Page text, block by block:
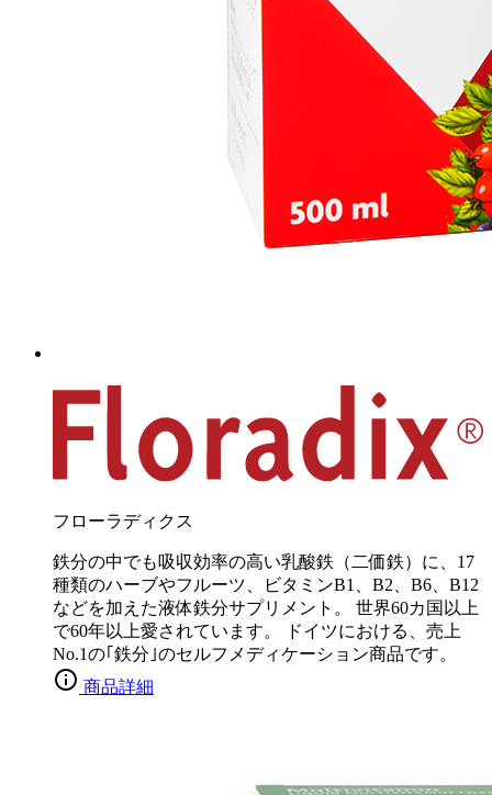
フローラディクス
鉄分の中でも吸収効率の高い乳酸鉄（二価鉄）に、17
種類のハーブやフルーツ、ビタミンB1、B2、B6、B12
などを加えた液体鉄分サプリメント。 世界60カ国以上
で60年以上愛されています。 ドイツにおける、売上
No.1の｢鉄分｣のセルフメディケーション商品です。
商品詳細